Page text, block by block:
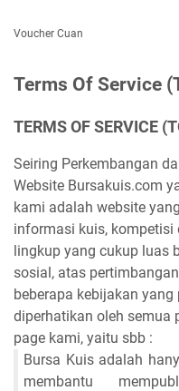
Voucher Cuan
Terms Of Service
TERMS OF SERVICE
Seiring Perkembangan
Website Bursakuis.com
kami adalah website
informasi kuis, kompetisi
lingkup yang cukup luas
sosial, atas
beberapa kebijakan
diperhatikan oleh semua
page kami, yaitu sbb :
Bursa Kuis adalah
membantu